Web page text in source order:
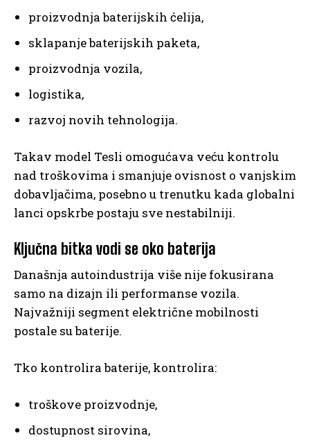
proizvodnja baterijskih ćelija,
sklapanje baterijskih paketa,
proizvodnja vozila,
logistika,
razvoj novih tehnologija.
Takav model Tesli omogućava veću kontrolu
nad troškovima i smanjuje ovisnost o vanjskim
dobavljačima, posebno u trenutku kada globalni
lanci opskrbe postaju sve nestabilniji.
Ključna bitka vodi se oko baterija
Današnja autoindustrija više nije fokusirana
samo na dizajn ili performanse vozila.
Najvažniji segment električne mobilnosti
postale su baterije.
Tko kontrolira baterije, kontrolira:
troškove proizvodnje,
dostupnost sirovina,